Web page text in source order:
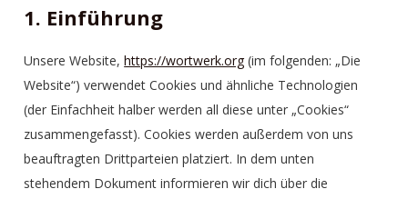
1. Einführung
Unsere Website,https://wortwerk.org(im folgenden: „Die
Website“) verwendet Cookies und ähnliche Technologien
(der Einfachheit halber werden all diese unter „Cookies“
zusammengefasst). Cookies werden außerdem von uns
beauftragten Drittparteien platziert. In dem unten
stehendem Dokument informieren wir dich über die